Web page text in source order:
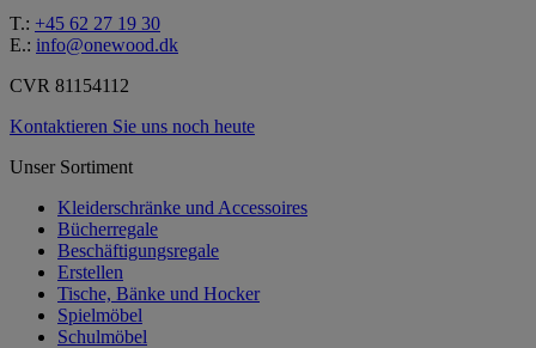
T.: +45 62 27 19 30
E.: info@onewood.dk
CVR 81154112
Kontaktieren Sie uns noch heute
Unser Sortiment
Kleiderschränke und Accessoires
Bücherregale
Beschäftigungsregale
Erstellen
Tische, Bänke und Hocker
Spielmöbel
Schulmöbel